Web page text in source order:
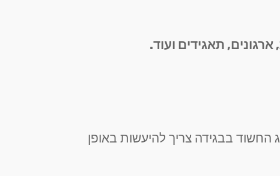
תאגידים ועוד.
החשוד בבגידה צריך להיעשות באופן